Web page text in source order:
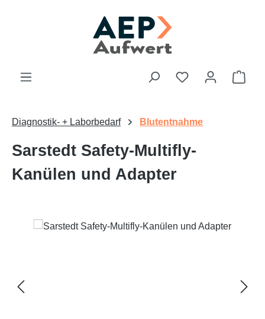
Du hast 0
Diagnostik- + Laborbedarf Blutentnahme
Sarstedt Safety-Multifly-
Kanülen und Adapter
Bildergalerie überspringen